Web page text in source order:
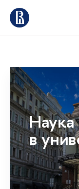
Наука
в